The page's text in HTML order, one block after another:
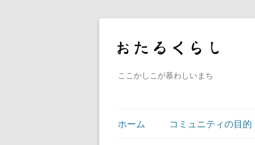
ここかしこが慕わしいまち
ホーム コミュニティの目的